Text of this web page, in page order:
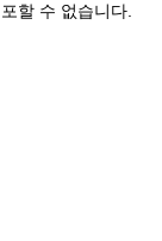
할 수 없습니다.